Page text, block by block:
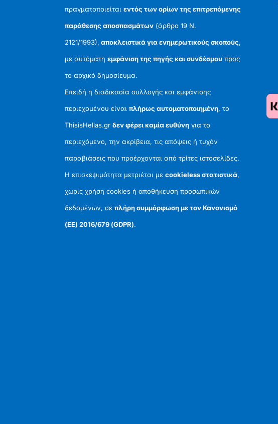
πραγματοποιείταιεντός των ορίων της επιτρεπόμενης
παράθεσης αποσπασμάτων (άρθρο 19 Ν.
2121/1993), αποκλειστικά για ενημερωτικούς σκοπούς,
με αυτόματηεμφάνιση της πηγής και συνδέσμου προς
το αρχικό δημοσίευμα.
Επειδή η διαδικασία συλλογής και εμφάνισης
περιεχομένου είναιπλήρως αυτοματοποιημένη, το
ThisisHellas.grδεν φέρει καμία ευθύνη για το
περιεχόμενο, την ακρίβεια, τις απόψεις ή τυχόν
παραβιάσεις που προέρχονται από τρίτες ιστοσελίδες.
Η επισκεψιμότητα μετριέται μεcookieless στατιστικά,
χωρίς χρήση cookies ή αποθήκευση προσωπικών
δεδομένων, σεπλήρη συμμόρφωση με τον Κανονισμό
(ΕΕ) 2016/679 (GDPR).